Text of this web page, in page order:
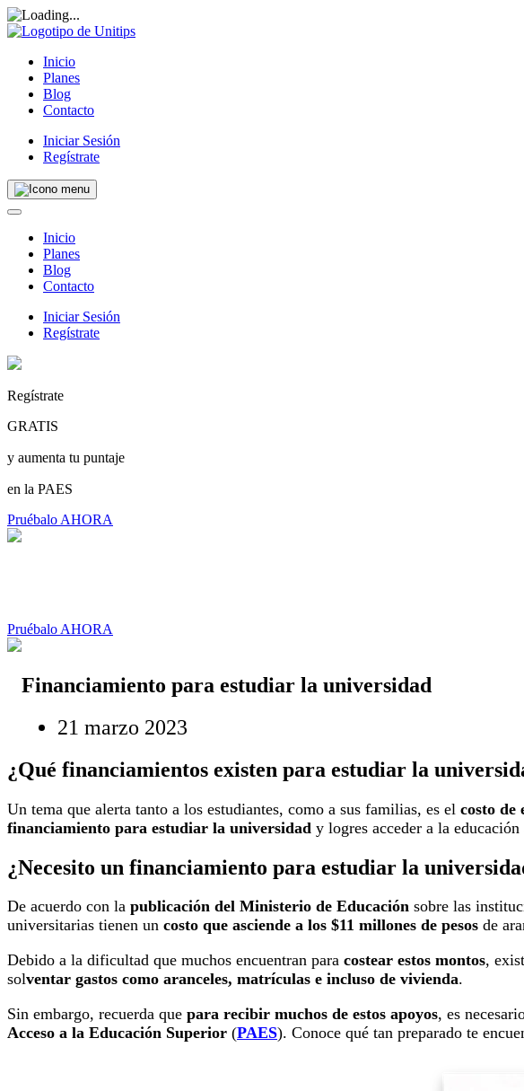
Inicio
Planes
Blog
Contacto
Iniciar Sesión
Regístrate
Inicio
Planes
Blog
Contacto
Iniciar Sesión
Regístrate
Regístrate
GRATIS
y aumenta tu puntaje
en la PAES
Pruébalo AHORA
Pruébalo AHORA
Financiamiento para estudiar la universidad
21 marzo 2023
¿Qué financiamientos existen para estudiar la
Un tema que alerta tanto a los estudiantes, como a sus familias, es el costo de
financiamiento para estudiar la universidad y logres acceder a la
¿Necesito un financiamiento para estudiar la
De acuerdo con la publicación del Ministerio de Educación sobre las
universitarias tienen un costo que asciende a los $11 millones de pesos de
Debido a la dificultad que muchos encuentran para costear estos montos,
solventar gastos como aranceles, matrículas e incluso de vivienda.
Sin embargo, recuerda que para recibir muchos de estos apoyos, es
Acceso a la Educación Superior (PAES). Conoce qué tan preparado te